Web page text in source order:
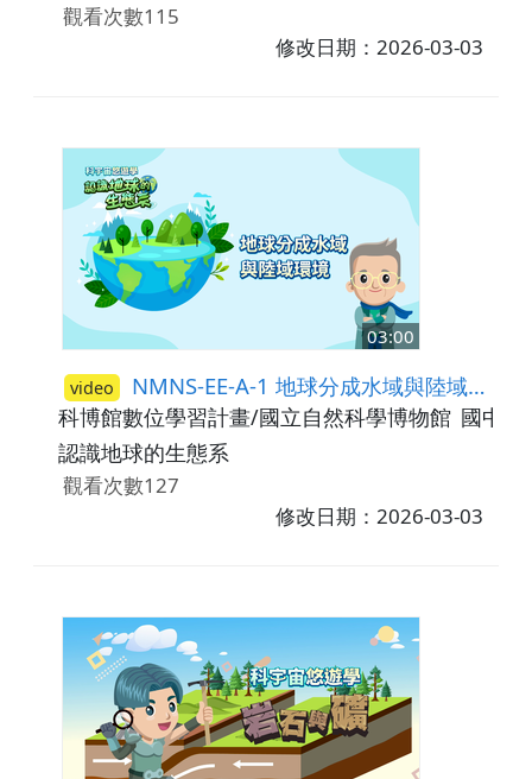
觀看次數115
修改日期：2026-03-03
03:00
video NMNS-EE-A-1 地球分成水域與陸域環境
科博館數位學習計畫/國立自然科學博物館 國中7-
認識地球的生態系
觀看次數127
修改日期：2026-03-03